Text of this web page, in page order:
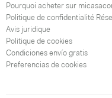
Pourquoi acheter sur
Politique de confidentialité
Avis juridique
Politique de cookies
Condiciones envío gratis
Preferencias de cookies